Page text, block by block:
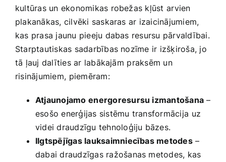
kultūras un ekonomikas robežas kļūst ⁢arvien
plakanākas, cilvēki saskaras ar izaicinājumiem,
kas prasa jaunu pieeju dabas resursu pārvaldībai.
Starptautiskas sadarbības nozīme ir izšķiroša, jo
tā ļauj dalīties ar labākajām ⁢praksēm un
risinājumiem, ⁢piemēram:
Atjaunojamo⁤ energoresursu izmantošana –
esošo enerģijas sistēmu transformācija⁢ uz
videi draudzīgu tehnoloģiju bāzes.
Ilgtspējīgas lauksaimniecības metodes–
dabai draudzīgas ​ražošanas metodes, kas